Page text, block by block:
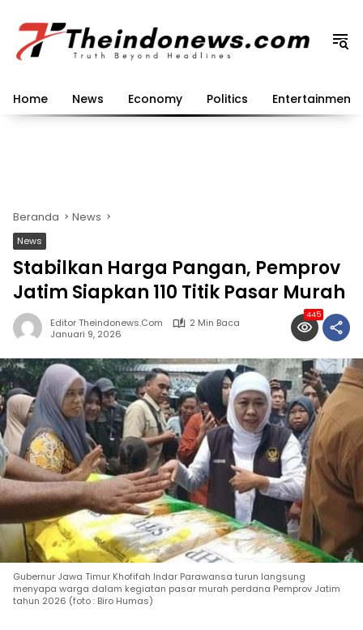
konten
Home News Economy Politics Entertainment
Beranda News
News
Stabilkan Harga Pangan, Pemprov
Jatim Siapkan 110 Titik Pasar Murah
Editor Theindonews.com
2 Min Baca
Januari 9, 2026
445
Gubernur Jawa Timur Khofifah Indar Parawansa turun langsung
menyapa warga dalam kegiatan pasar murah perdana Pemprov Jatim
tahun 2026 (foto : Biro Humas)